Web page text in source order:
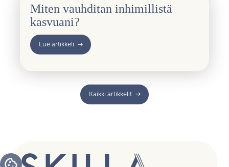
Miten vauhditan inhimillistä
kasvuani?
Lue artikkeli
Kaikki artikkelit